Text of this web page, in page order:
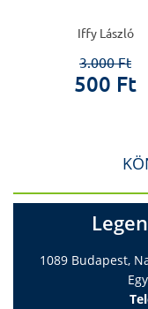
Iffy László
3.000 Ft
500 Ft
1089 Budapest,